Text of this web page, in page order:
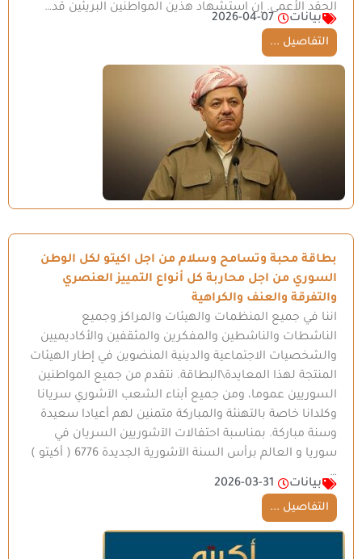
الحقد الأعمى. إن استشهاد هذين المواطنين البريئين قد…
بيانات
2026-04-07
التفاصيل ...
بطاقة محبة وتسامح وسلام من اجل اكيتو لكل الوطن
السوري من اجل محاربة كل أنواع التمييز العنصري
والتفرقة والعنف والكراهية
اننا في جميع المنظمات والهيئات والمراكز وجميع
الناشطات والناشطين والمفكرين والمثقفين والأكاديميين
والشخصيات الاجتماعية والدينية المنضوين في إطار الهيئات
المنتجة لهذا المعايدة\البطاقة. نتقدم من جميع المواطنين
السوريين عموما، ومن جميع أبناء الشعب الآشوري سريانا
وكلدانا خاصة بالتهنئة والمباركة متمنين لهم أعيادا سعيدة
وسنة مباركة. بمناسبة احتفالات الآشوريين السريان في
سوريا و العالم برأس السنة الآشورية الجديدة 6776 ( أكيتو )
…
بيانات
2026-03-31
التفاصيل ...